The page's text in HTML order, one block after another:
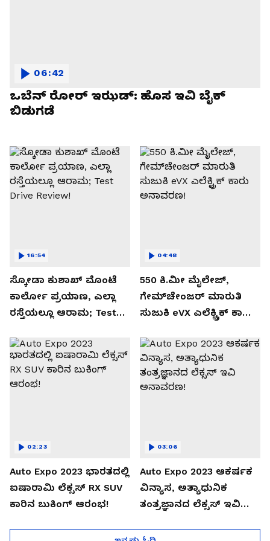
ಒಬೆನ್ ರೋರ್ ಇಝಡ್: ಹೊಸ ಇವಿ ಬೈಕ್
ಬಿಡುಗಡೆ
06:42
ಸ್ಕೋಡಾ ಕುಶಾಖ್ ಮೊಂಟೆ
ಕಾರ್ಲೋ ಪ್ರಯಾಣ, ಎಲ್ಲಾ
ರಸ್ತೆಯಲ್ಲೂ ಆರಾಮ; Test
16:54
550 ಕಿ.ಮೀ ಮೈಲೇಜ್,
ಗೇಮ್‌ಚೇಂಜರ್ ಮಾರುತಿ
ಸುಜುಕಿ eVX ಎಲೆಕ್ಟ್ರಿಕ್ ಕಾರು
04:48
Auto Expo 2023 ಭಾರತದಲ್ಲಿ
ಐಷಾರಾಮಿ ಲೆಕ್ಸಸ್ RX SUV
ಕಾರಿನ ಬುಕಿಂಗ್ ಆರಂಭ!
02:23
Auto Expo 2023 ಆಕರ್ಷಕ
ವಿನ್ಯಾಸ, ಅತ್ಯಾಧುನಿಕ
ತಂತ್ರಜ್ಞಾನದ ಲೆಕ್ಸಸ್ ಇವಿ
03:06